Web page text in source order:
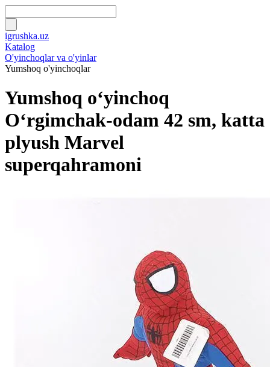
igrushka.uz
Katalog
O'yinchoqlar va o'yinlar
Yumshoq o'yinchoqlar
Yumshoq o‘yinchoq
O‘rgimchak-odam 42 sm, katta
plyush Marvel
superqahramoni